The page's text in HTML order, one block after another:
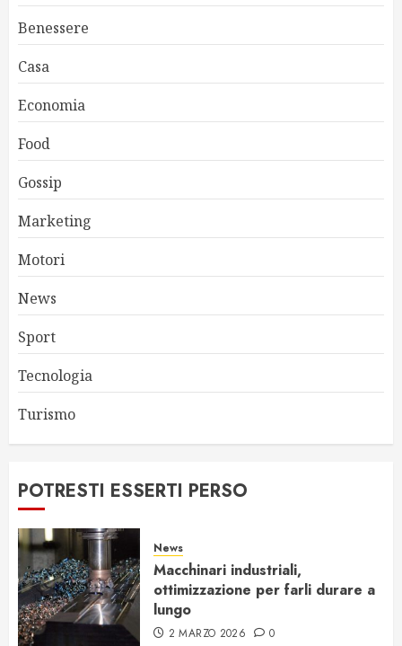
Benessere
Casa
Economia
Food
Gossip
Marketing
Motori
News
Sport
Tecnologia
Turismo
POTRESTI ESSERTI PERSO
News
Macchinari industriali,
ottimizzazione per farli durare a
lungo
2 MARZO 2026 0